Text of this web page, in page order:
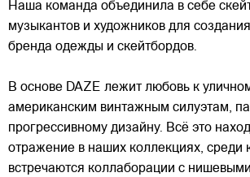
Наша команда объединила в себе
музыкантов и художников для
бренда одежды и скейтбордов.
В основе DAZE лежит любовь к
американским винтажным силуэтам,
прогрессивному дизайну. Всё это
отражение в наших коллекциях, среди
встречаются коллаборации с